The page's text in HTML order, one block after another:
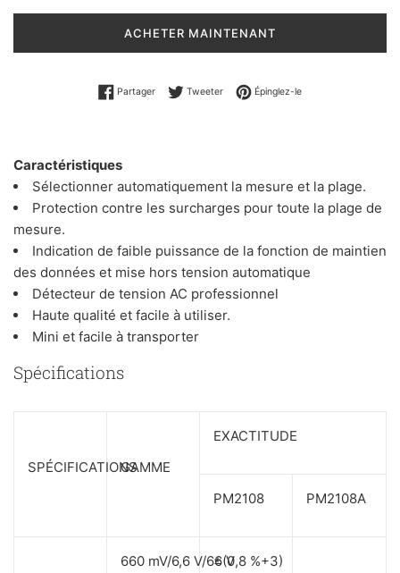
ACHETER MAINTENANT
PartagerPartager sur Facebook
TweeterTweeter sur Twitter
Épinglez-leÉpingler sur Pinterest
Caractéristiques
Sélectionner automatiquement la mesure et la plage.
Protection contre les surcharges pour toute la plage de
mesure.
Indication de faible puissance de la fonction de maintien
des données et mise hors tension automatique
Détecteur de tension AC professionnel
Haute qualité et facile à utiliser.
Mini et facile à transporter
Spécifications
SPÉCIFICATIONSGAMME
EXACTITUDE
PM2108 PM2108A
660 mV/6,6 V/66 V±(0,8 %+3)